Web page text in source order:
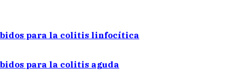
para la colitis linfocítica
para la colitis aguda